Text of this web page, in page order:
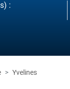
:
Yvelines